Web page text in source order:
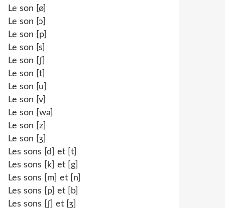
Le son [ø]
Le son [ɔ]
Le son [p]
Le son [s]
Le son [ʃ]
Le son [t]
Le son [u]
Le son [v]
Le son [wa]
Le son [z]
Le son [ʒ]
Les sons [d] et [t]
Les sons [k] et [g]
Les sons [m] et [n]
Les sons [p] et [b]
Les sons [ʃ] et [ʒ]